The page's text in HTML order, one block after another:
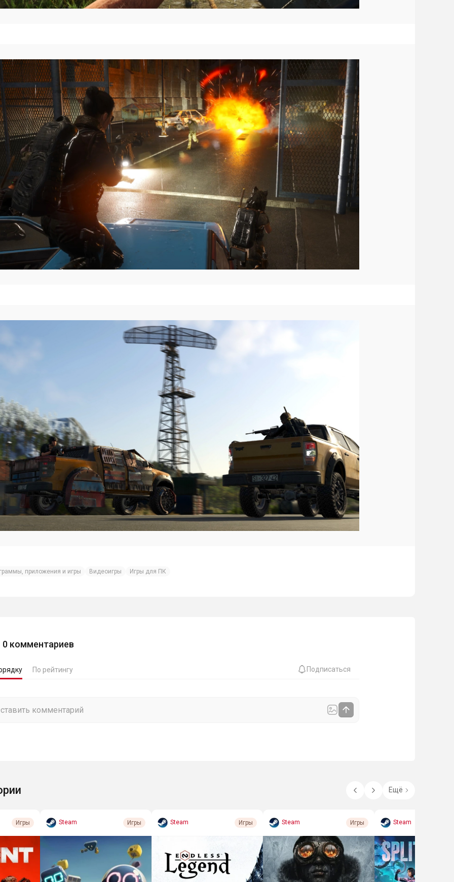
приложения и игры Видеоигры Игры для ПК
0 комментариев
По рейтингу Подписаться
Ещё
Игры Steam Игры Steam Игры Steam Игры Steam